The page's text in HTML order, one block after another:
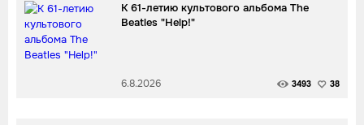
К 61-летию культового альбома The
Beatles "Help!"
6.8.2026 3493 38